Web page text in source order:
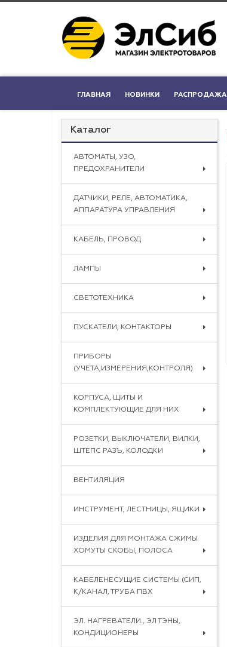
ГЛАВНАЯ НОВИНКИ РАСПРОДАЖА
Каталог
АВТОМАТЫ, УЗО,
ПРЕДОХРАНИТЕЛИ
ДАТЧИКИ, РЕЛЕ, АВТОМАТИКА,
АППАРАТУРА УПРАВЛЕНИЯ
КАБЕЛЬ, ПРОВОД
ЛАМПЫ
СВЕТОТЕХНИКА
ПУСКАТЕЛИ, КОНТАКТОРЫ
ПРИБОРЫ
(УЧЕТА,ИЗМЕРЕНИЯ,КОНТРОЛЯ)
КОРПУСА, ЩИТЫ И
КОМПЛЕКТУЮЩИЕ ДЛЯ НИХ
РОЗЕТКИ, ВЫКЛЮЧАТЕЛИ, ВИЛКИ,
ШТЕПС РАЗЪ, КОЛОДКИ
ВЕНТИЛЯЦИЯ
ИНСТРУМЕНТ, ЛЕСТНИЦЫ, ЯЩИКИ
ИЗДЕЛИЯ ДЛЯ МОНТАЖА СЖИМЫ
ХОМУТЫ СКОБЫ, ПОЛОСА
КАБЕЛЕНЕСУЩИЕ СИСТЕМЫ (СИП,
К/КАНАЛ, ТРУБА ПВХ
ЭЛ. НАГРЕВАТЕЛИ., ЭЛ ТЭНЫ,
КОНДИЦИОНЕРЫ